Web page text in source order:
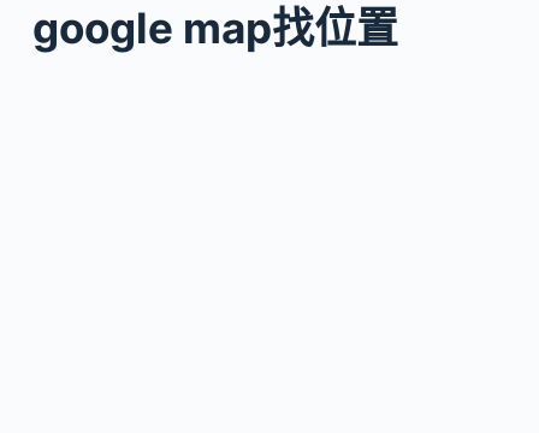
google map找位置